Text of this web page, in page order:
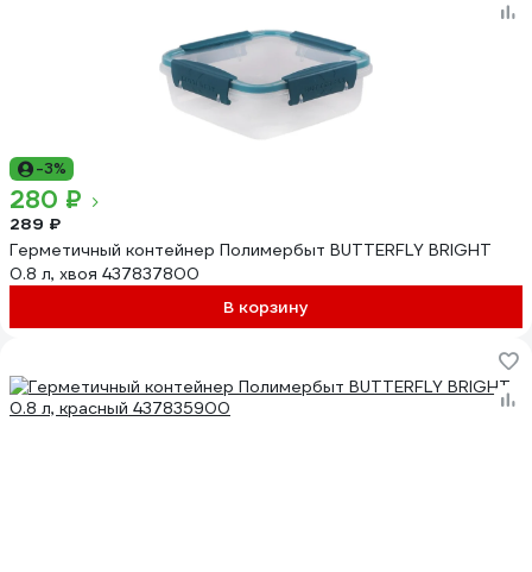
-3%
280 ₽
289 ₽
Герметичный контейнер Полимербыт BUTTERFLY BRIGHT
0.8 л, хвоя 437837800
В корзину